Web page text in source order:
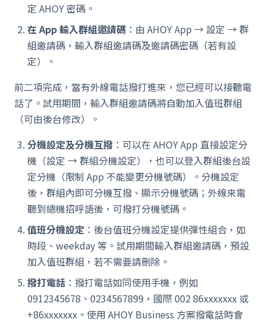
定 AHOY 密碼。
在 App 輸入群組邀請碼 ：由 AHOY App → 設定 → 群
組邀請碼，輸入群組邀請碼及邀請碼密碼（若有設
定）。
前二項完成，當有外線電話撥打進來，您已經可以接聽電
話了。試用期間，輸入群組邀請碼將自動加入值班群組
（可由後台修改）。
分機設定及分機互撥 ：可以在 AHOY App 直接設定分
機（設定 → 群組分機設定），也可以登入群組後台設
定分機（限制 App 不能變更分機號碼）。分機設定
後，群組內即可分機互撥、顯示分機號碼；外線來電
聽到總機招呼語後，可撥打分機號碼。
值班分機設定 ：後台值班分機設定提供彈性組合，如
時段、weekday 等。試用期間輸入群組邀請碼，預設
加入值班群組，若不需要請刪除。
撥打電話 ：撥打電話如同使用手機，例如
0912345678、0234567899，國際 002 86xxxxxxx 或
+86xxxxxxx。使用 AHOY Business 方案撥電話時會